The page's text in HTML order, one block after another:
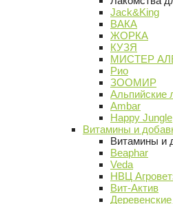
Jack&King
ВАКА
ЖОРКА
КУЗЯ
МИСТЕР
Рио
ЗООМИР
Альпийские
Ambar
Happy Jungle
Витамины и
Витамины и
Beaphar
Veda
НВЦ
Вит-Актив